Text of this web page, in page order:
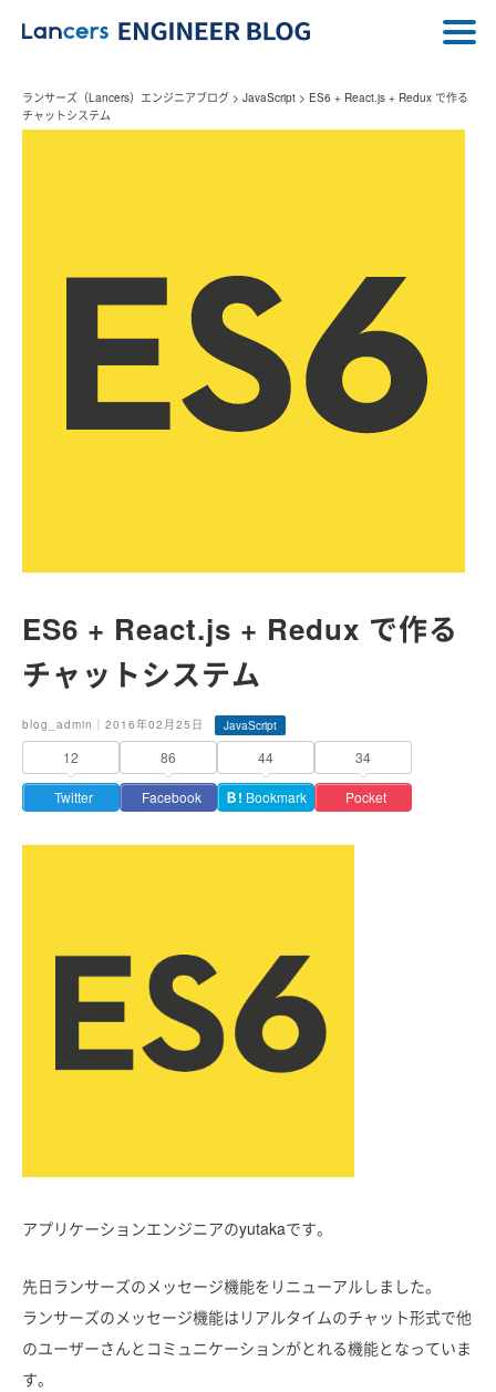
ランサーズ（Lancers）エンジニアブログ > JavaScript > ES6 + React.js + Redux で作る
チャットシステム
ES6 + React.js + Redux で作る
チャットシステム
blog_admin｜2016年02月25日 JavaScript
12
Twitter
86
Facebook
44
Ｂ! Bookmark
34
Pocket
アプリケーションエンジニアのyutakaです。
先日ランサーズのメッセージ機能をリニューアルしました。
ランサーズのメッセージ機能はリアルタイムのチャット形式で他
のユーザーさんとコミュニケーションがとれる機能となっていま
す。